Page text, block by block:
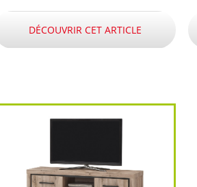
DÉCOUVRIR CET ARTICLE